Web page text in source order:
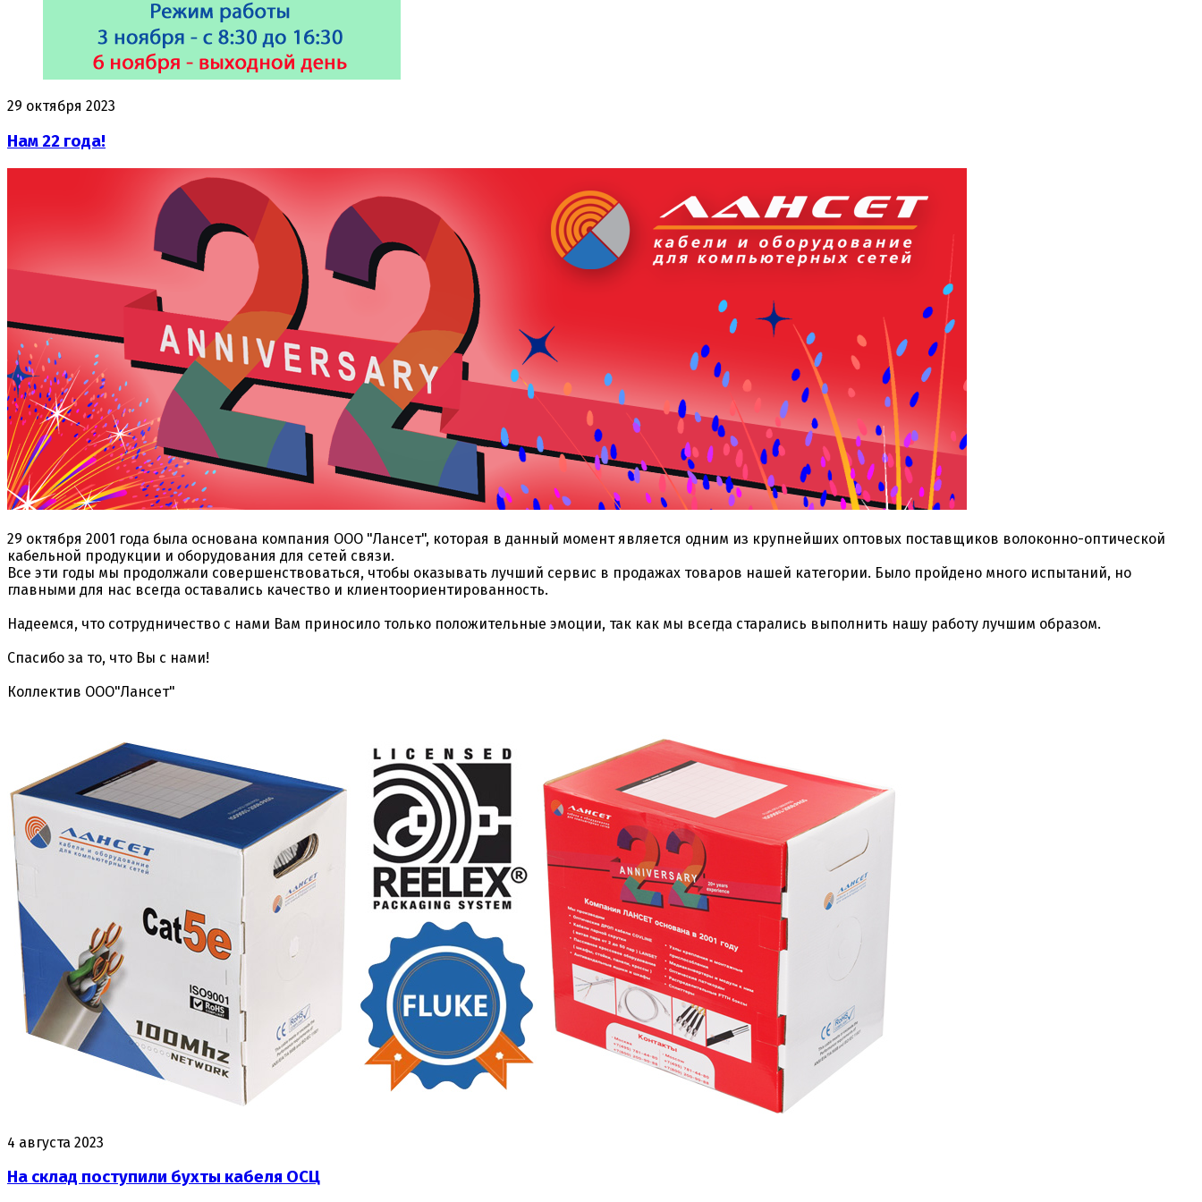
29 октября 2023
Нам 22 года!
29 октября 2001 года была основана компания ООО "Лансет", которая в данный момент является одним из крупнейших оптовых поставщиков волоконно-оптической
кабельной продукции и оборудования для сетей связи.
Все эти годы мы продолжали совершенствоваться, чтобы оказывать лучший сервис в продажах товаров нашей категории. Было пройдено много испытаний, но
главными для нас всегда оставались качество и клиентоориентированность.
Надеемся, что сотрудничество с нами Вам приносило только положительные эмоции, так как мы всегда старались выполнить нашу работу лучшим образом.
Спасибо за то, что Вы с нами!
Коллектив ООО"Лансет"
4 августа 2023
На склад поступили бухты кабеля ОСЦ